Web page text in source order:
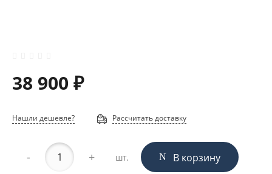
38 900 ₽
Нашли дешевле? Рассчитать доставку
- + шт. В корзину